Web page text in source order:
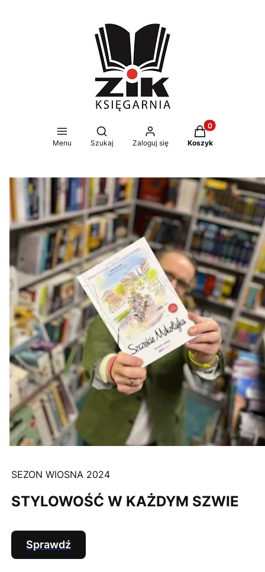
Menu
Otwórz wyszukiwarkę
Szukaj Zaloguj się
Produkty w
Koszyk
SEZON WIOSNA 2024
STYLOWOŚĆ W KAŻDYM SZWIE
Sprawdź